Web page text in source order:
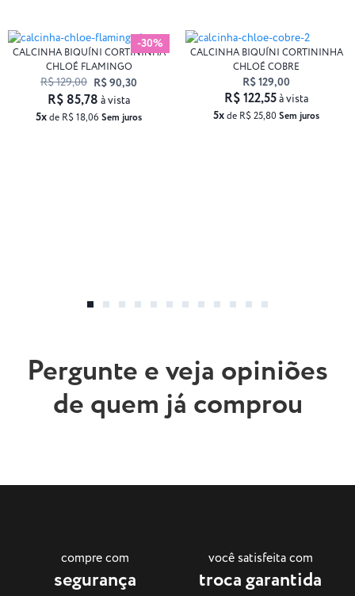
-30%
CALCINHA BIQUÍNI CORTININHA
CHLOÉ FLAMINGO
R$ 129,00 R$ 90,30
5xde R$ 18,06 Sem juros
R$ 85,78 à vista
CALCINHA BIQUÍNI CORTININHA
CHLOÉ COBRE
R$ 129,00
5xde R$ 25,80 Sem juros
R$ 122,55à vista
Pergunte e veja opiniões
de quem já comprou
compre com
segurança
você satisfeita com
troca garantida